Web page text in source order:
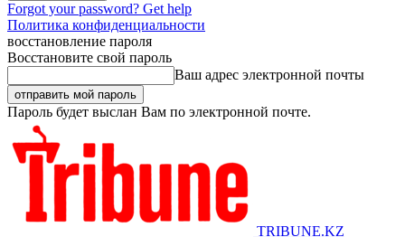
Forgot your password? Get help
Политика конфиденциальности
восстановление пароля
Восстановите свой пароль
Ваш адрес электронной почты
Пароль будет выслан Вам по электронной почте.
TRIBUNE.KZ